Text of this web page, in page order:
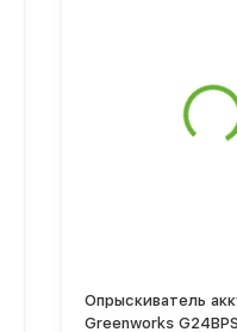
Опрыскиватель
Greenworks